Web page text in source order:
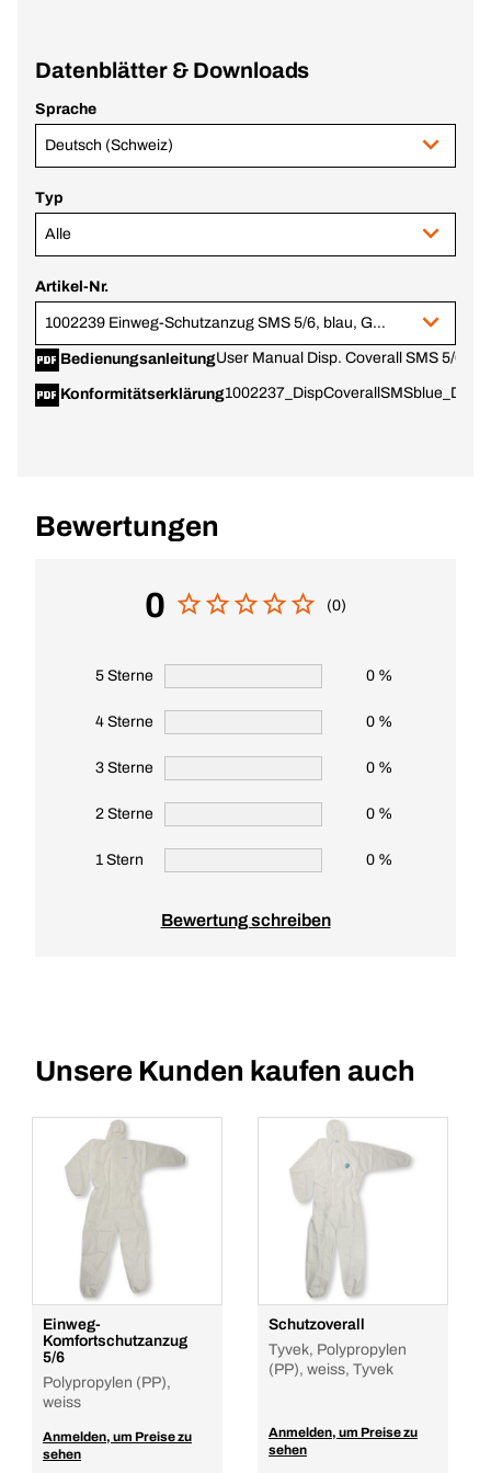
Datenblätter & Downloads
Sprache
Deutsch (Schweiz)
Typ
Alle
Artikel-Nr.
1002239 Einweg-Schutzanzug SMS 5/6, blau, Grösse XL
BedienungsanleitungUser Manual Disp. Coverall SMS 5/6
Konformitätserklärung
Bewertungen
0 (0)
5 Sterne 0 %
4 Sterne 0 %
3 Sterne 0 %
2 Sterne 0 %
1 Stern 0 %
Bewertung schreiben
Unsere Kunden kaufen auch
Einweg-
Komfortschutzanzug
5/6
Polypropylen (PP),
weiss
Anmelden, um Preise zu
sehen
Schutzoverall
Tyvek, Polypropylen
(PP), weiss, Tyvek
Anmelden, um Preise zu
sehen